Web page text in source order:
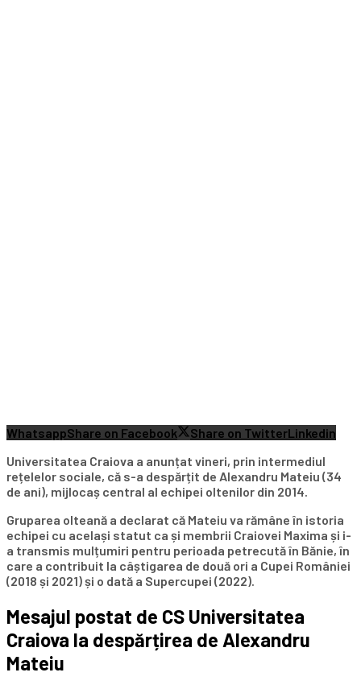
WhatsappShare on Facebook Share on TwitterLinkedin
Universitatea Craiova a anunțat vineri, prin intermediul
rețelelor sociale, că s-a despărțit de Alexandru Mateiu (34
de ani), mijlocaș central al echipei oltenilor din 2014.
Gruparea olteană a declarat că Mateiu va rămâne în istoria
echipei cu același statut ca și membrii Craiovei Maxima și i-
a transmis mulțumiri pentru perioada petrecută în Bănie, în
care a contribuit la câștigarea de două ori a Cupei României
(2018 și 2021) și o dată a Supercupei (2022).
Mesajul postat de CS Universitatea
Craiova la despărțirea de Alexandru
Mateiu